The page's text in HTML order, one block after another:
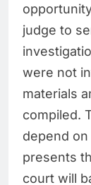
judge to
were not
materials
compiled.
depend
presents
court will